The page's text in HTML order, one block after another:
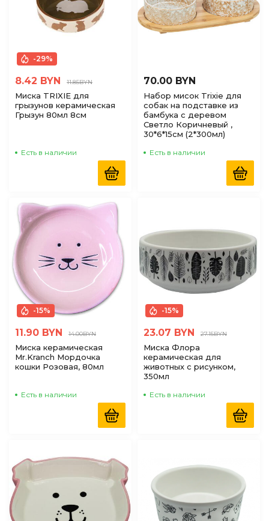
-29%
8.42 BYN 11.85BYN
Миска TRIXIE для
грызунов керамическая
Грызун 80мл 8см
Есть в наличии
70.00 BYN
Набор мисок Trixie для
собак на подставке из
бамбука с деревом
Светло Коричневый ,
30*6*15см (2*300мл)
Есть в наличии
-15%
11.90 BYN 14.00BYN
Миска керамическая
Mr.Kranch Мордочка
кошки Розовая, 80мл
Есть в наличии
-15%
23.07 BYN 27.15BYN
Миска Флора
керамическая для
животных с рисунком,
350мл
Есть в наличии